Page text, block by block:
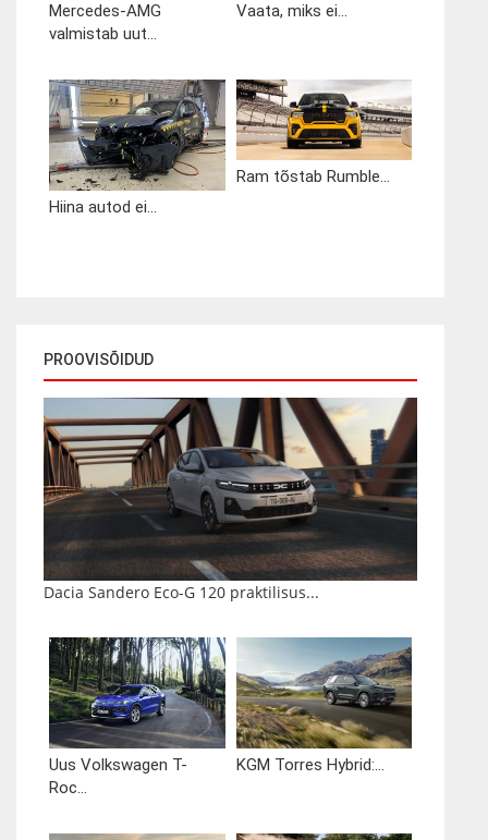
Mercedes-AMG
valmistab uut...
Vaata, miks ei...
Hiina autod ei...
Ram tõstab Rumble...
PROOVISÕIDUD
Dacia Sandero Eco-G 120 praktilisus...
Uus Volkswagen T-
Roc...
KGM Torres Hybrid:...